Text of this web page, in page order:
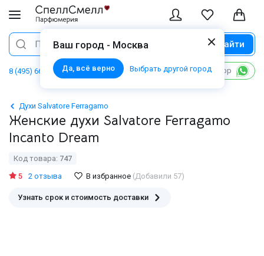
Ваш город - Москва
Да, всё верно Выбрать другой город
Поиск Найти
8 (495) 668 06 02 Написать в WhatsApp
Духи Salvatore Ferragamo
Женские духи Salvatore Ferragamo
Incanto Dream
Код товара: 747
5
2 отзыва В избранное (Добавили 57)
Узнать срок и стоимость доставки